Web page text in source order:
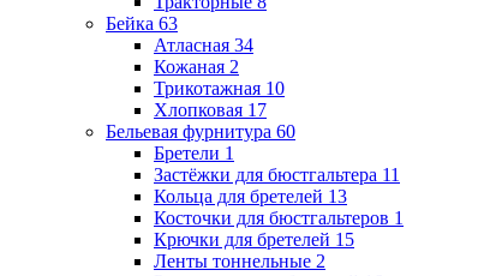
Бейка 63
Атласная 34
Кожаная 2
Трикотажная 10
Хлопковая 17
Бельевая фурнитура 60
Бретели 1
Застёжки для бюстгальтера 11
Кольца для бретелей 13
Косточки для бюстгальтеров 1
Крючки для бретелей 15
Ленты тоннельные 2